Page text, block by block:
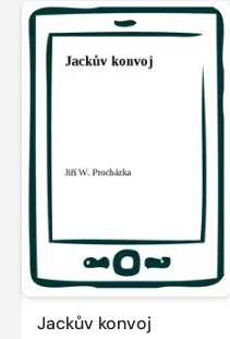
Jackův konvoj